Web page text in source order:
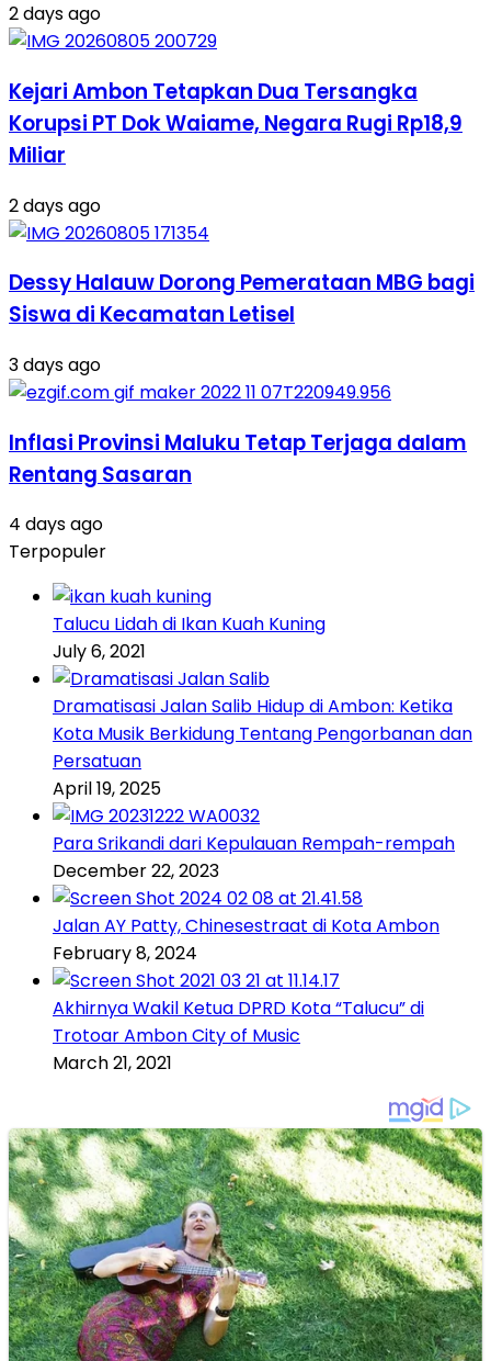
2 days ago
Kejari Ambon Tetapkan Dua Tersangka
Korupsi PT Dok Waiame, Negara Rugi Rp18,9
Miliar
2 days ago
Dessy Halauw Dorong Pemerataan MBG bagi
Siswa di Kecamatan Letisel
3 days ago
Inflasi Provinsi Maluku Tetap Terjaga dalam
Rentang Sasaran
4 days ago
Terpopuler
Talucu Lidah di Ikan Kuah Kuning
July 6, 2021
Dramatisasi Jalan Salib Hidup di Ambon: Ketika
Kota Musik Berkidung Tentang Pengorbanan dan
Persatuan
April 19, 2025
Para Srikandi dari Kepulauan Rempah-rempah
December 22, 2023
Jalan AY Patty, Chinesestraat di Kota Ambon
February 8, 2024
Akhirnya Wakil Ketua DPRD Kota “Talucu” di
Trotoar Ambon City of Music
March 21, 2021